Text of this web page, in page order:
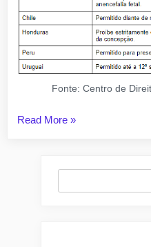
Fonte: Centro de
Read More“A
sobre
»